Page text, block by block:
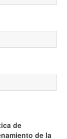
de
de la